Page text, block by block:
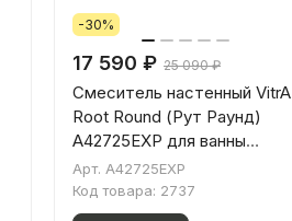
-30%
17 590 ₽ 25 090 ₽
Смеситель настенный VitrA
Root Round (Рут Раунд)
A42725EXP для ванны
однорычажный хром латунь
Арт. A42725EXP
Код товара: 2737